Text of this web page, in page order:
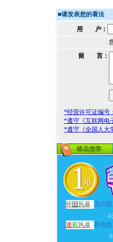
■请发表您的看法
用 户：
留 言：
*经营许可证编号
*遵守《互联网电
*遵守《全国人大
怀旧 风暴
黑白
4
迷彩风暴 彩色